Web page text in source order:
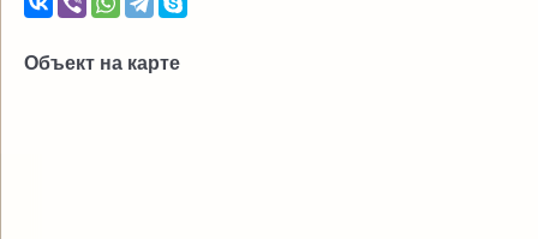
Объект на карте